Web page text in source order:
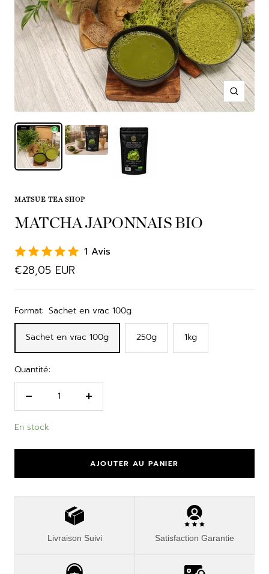
Zoom
MATSUE TEA SHOP
MATCHA JAPONNAIS BIO
1 Avis
Prix
de
vente
€28,05 EUR
Format: Sachet en vrac 100g
Sachet en vrac 100g 250g 1kg
Quantité:
quantité
Augmenter
En stock
AJOUTER AU PANIER
Livraison Suivi Satisfaction Garantie